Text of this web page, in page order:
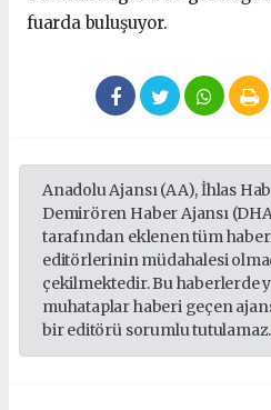
fuarda buluşuyor.
Anadolu Ajansı (AA), İhlas
Demirören Haber Ajansı
tarafından eklenen tüm
editörlerinin müdahalesi
çekilmektedir. Bu haberlerde
muhataplar haberi geçen
bir editörü sorumlu